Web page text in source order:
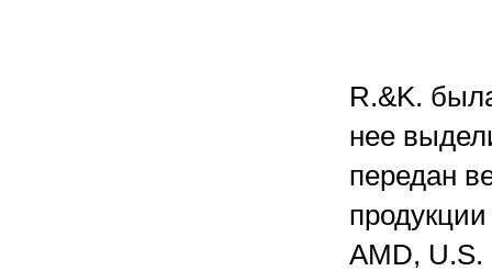
R.&K.
нее
передан
AMD, U.S.